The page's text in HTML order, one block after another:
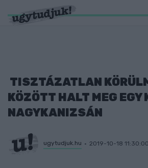
TISZTÁZATLAN
KÖZÖTT HALT MEG EGY
NAGYKANIZSÁN
ugytudjuk.hu 2019-10-18 11:30:00